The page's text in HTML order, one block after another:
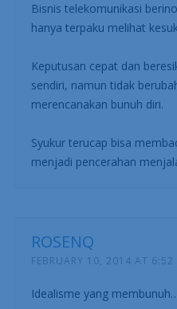
Bisnis telekomunikasi
hanya terpaku melihat
Keputusan cepat dan
sendiri, namun tidak
merencanakan bunuh diri.
Syukur terucap bisa
menjadi pencerahan
ROSENQ
FEBRUARY 10, 2014 AT 6:52
Idealisme yang